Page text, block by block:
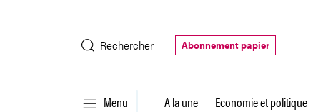
Rechercher
Abonnement papier
Menu A la une Economie et politique